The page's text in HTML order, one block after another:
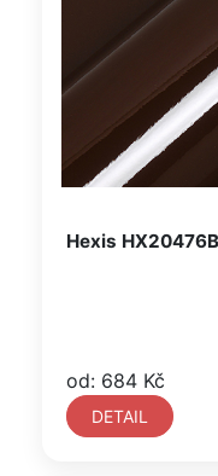
Hexis
od: 684 Kč
DETAIL